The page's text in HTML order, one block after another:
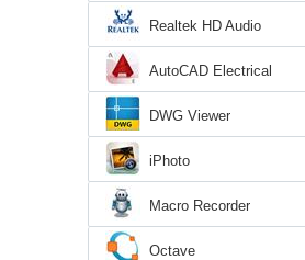
Realtek HD Audio
AutoCAD Electrical
DWG Viewer
iPhoto
Macro Recorder
Octave